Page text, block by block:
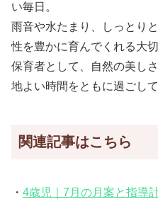
い毎日。
雨音や水たまり、しっとり
性を豊かに育んでくれる大切
保育者として、自然の美し
地よい時間をともに過ごし
関連記事はこちら
・ 4歳児｜7月の月案と指導